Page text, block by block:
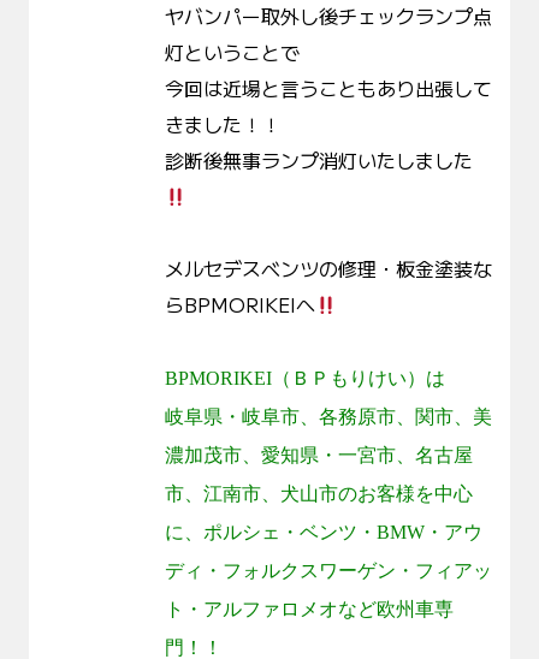
ヤバンパー取外し後チェックランプ点
灯ということで
今回は近場と言うこともあり出張して
きました！！
診断後無事ランプ消灯いたしました
メルセデスベンツの修理・板金塗装な
らBPMORIKEIへ
BPMORIKEI （ＢＰもりけい）は
岐阜県・岐阜市、各務原市、関市、美
濃加茂市、愛知県・一宮市、名古屋
市、江南市、犬山市のお客様を中心
に、ポルシェ・ベンツ・ BMW ・アウ
ディ・フォルクスワーゲン・フィアッ
ト・アルファロメオなど欧州車専
門！！